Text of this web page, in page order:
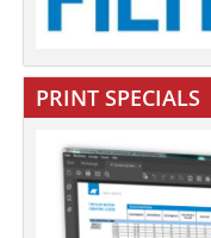
PRINT SPECIALS